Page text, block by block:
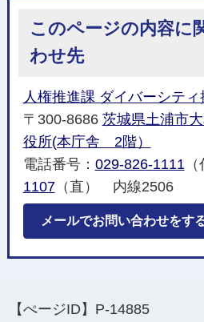
このページの内容に
わせ先
人権推進課 ダイバーシティ
〒300-8686 茨城県土浦市
役所(本庁舎 2階）
電話番号： 029-826-1111
1107（直） 内線2506
メールでお問い合わせをす
【ぺージID】 P-14885